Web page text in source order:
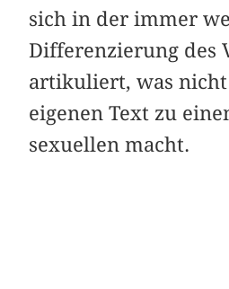
sich in der immer
Differenzierung des
artikuliert, was
eigenen Text zu
sexuellen macht.